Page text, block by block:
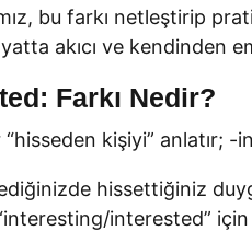
bu farkı netleştirip
akıcı ve kendinden
Farkı Nedir?
kişiyi” anlatır; -
hissettiğiniz
interested”